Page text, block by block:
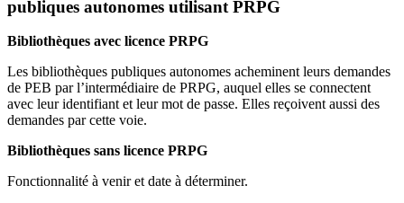
publiques autonomes utilisant PRPG
Bibliothèques avec licence PRPG
Les bibliothèques publiques autonomes acheminent leurs demandes
de PEB par l’intermédiaire de PRPG, auquel elles se connectent
avec leur identifiant et leur mot de passe. Elles reçoivent aussi des
demandes par cette voie.
Bibliothèques sans licence PRPG
Fonctionnalité à venir et date à déterminer.